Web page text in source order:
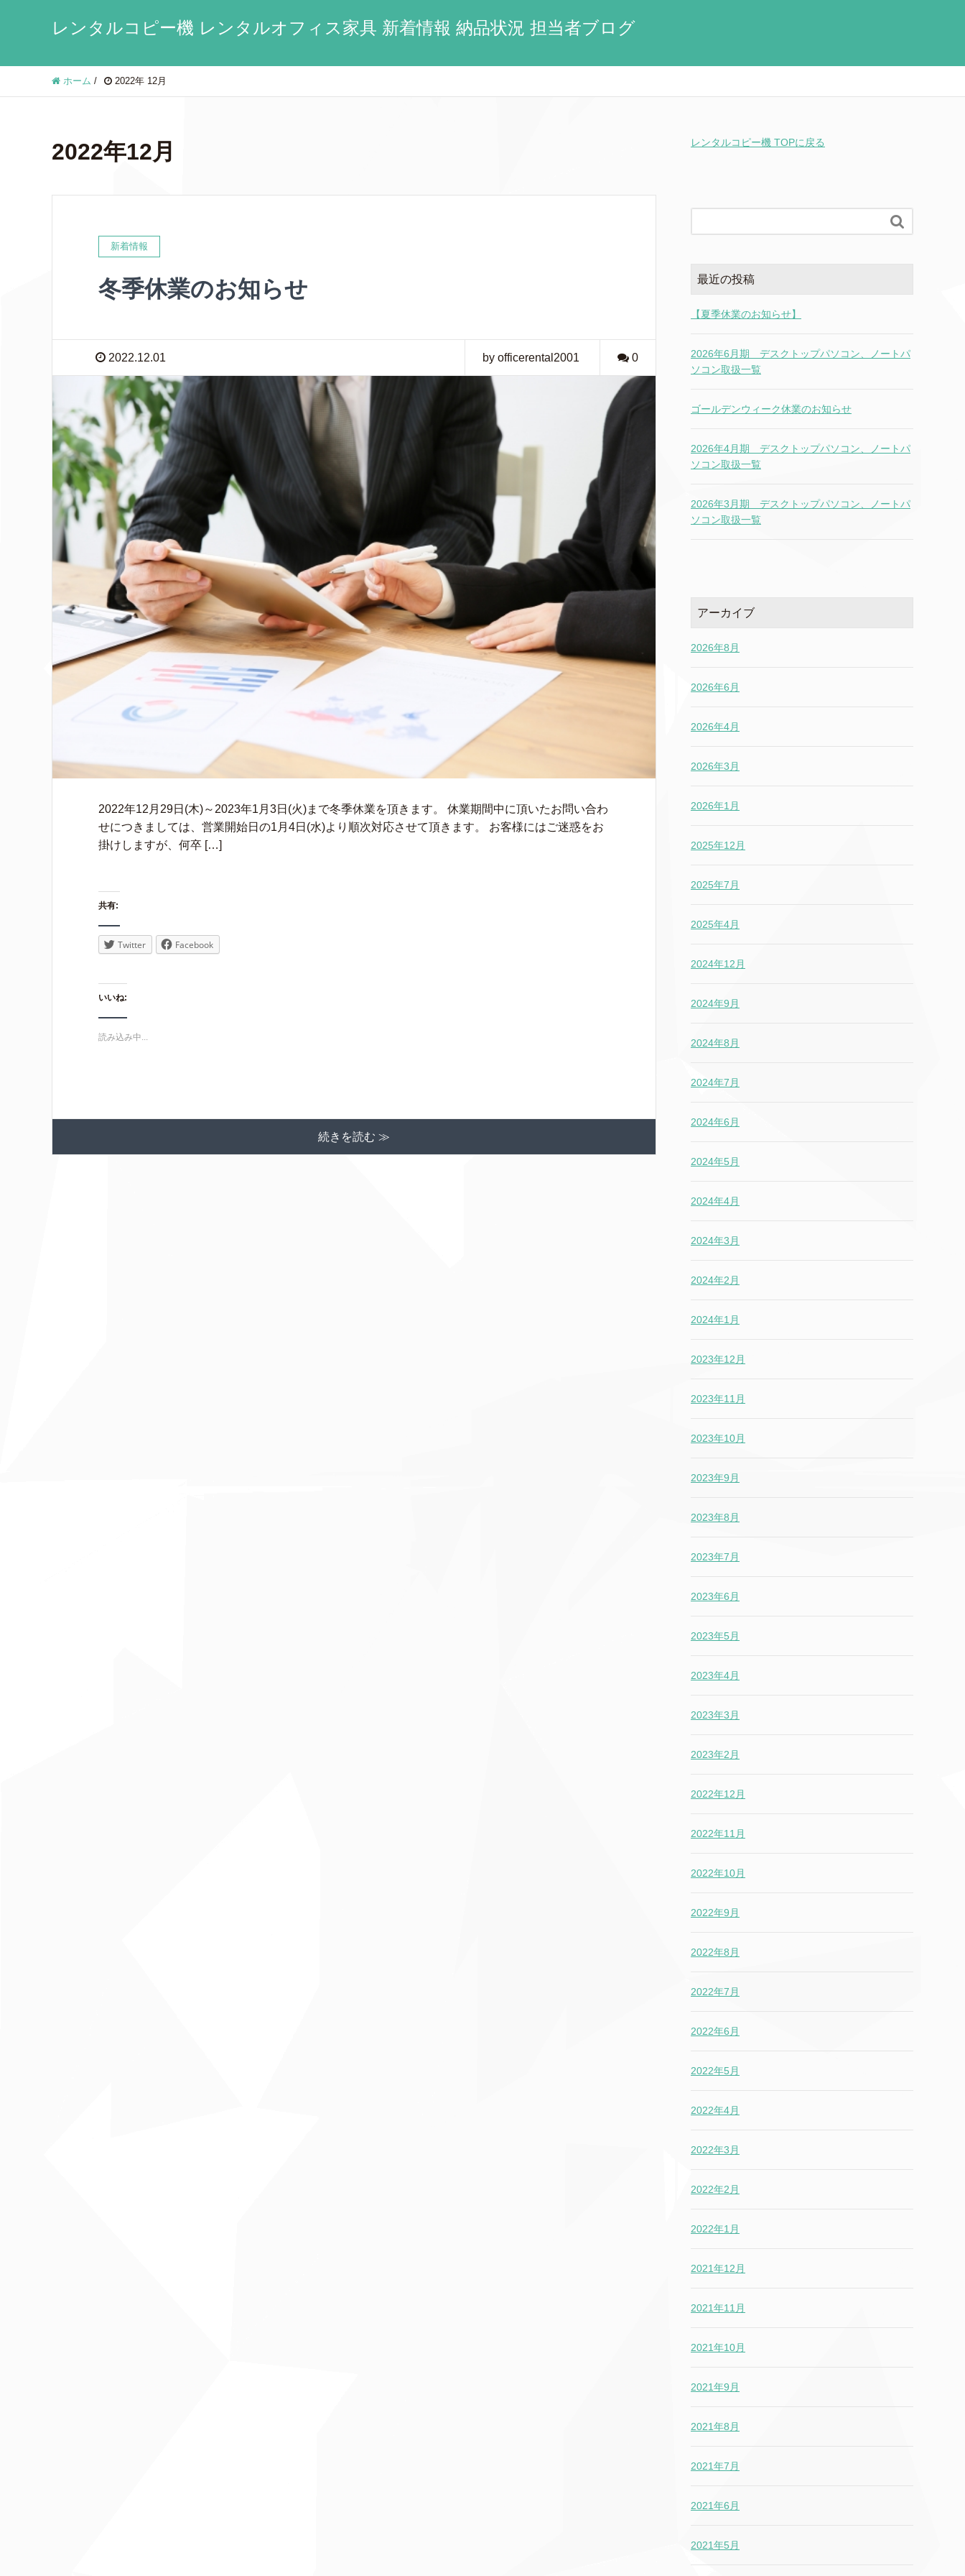
レンタルコピー機 レンタルオフィス家具 新着情報 納品状況 担当者ブログ
ホーム / 2022年 12月
2022年12月
新着情報
冬季休業のお知らせ
2022.12.01 by officerental2001 0
2022年12月29日(木)～2023年1月3日(火)まで冬季休業を頂きます。 休業期間中に頂いたお問い合わ
せにつきましては、営業開始日の1月4日(水)より順次対応させて頂きます。 お客様にはご迷惑をお
掛けしますが、何卒 […]
共有:
Twitter Facebook
いいね:
読み込み中...
続きを読む ≫
レンタルコピー機 TOPに戻る

最近の投稿
【夏季休業のお知らせ】
2026年6月期 デスクトップパソコン、ノートパ
ソコン取扱一覧
ゴールデンウィーク休業のお知らせ
2026年4月期 デスクトップパソコン、ノートパ
ソコン取扱一覧
2026年3月期 デスクトップパソコン、ノートパ
ソコン取扱一覧
アーカイブ
2026年8月
2026年6月
2026年4月
2026年3月
2026年1月
2025年12月
2025年7月
2025年4月
2024年12月
2024年9月
2024年8月
2024年7月
2024年6月
2024年5月
2024年4月
2024年3月
2024年2月
2024年1月
2023年12月
2023年11月
2023年10月
2023年9月
2023年8月
2023年7月
2023年6月
2023年5月
2023年4月
2023年3月
2023年2月
2022年12月
2022年11月
2022年10月
2022年9月
2022年8月
2022年7月
2022年6月
2022年5月
2022年4月
2022年3月
2022年2月
2022年1月
2021年12月
2021年11月
2021年10月
2021年9月
2021年8月
2021年7月
2021年6月
2021年5月